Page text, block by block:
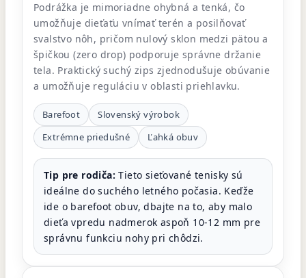
Podrážka je mimoriadne ohybná a tenká, čo
umožňuje dieťaťu vnímať terén a posilňovať
svalstvo nôh, pričom nulový sklon medzi pätou a
špičkou (zero drop) podporuje správne držanie
tela. Praktický suchý zips zjednodušuje obúvanie
a umožňuje reguláciu v oblasti priehlavku.
Barefoot
Slovenský výrobok
Extrémne priedušné
Ľahká obuv
Tip pre rodiča: Tieto sieťované tenisky sú
ideálne do suchého letného počasia. Keďže
ide o barefoot obuv, dbajte na to, aby malo
dieťa vpredu nadmerok aspoň 10-12 mm pre
správnu funkciu nohy pri chôdzi.